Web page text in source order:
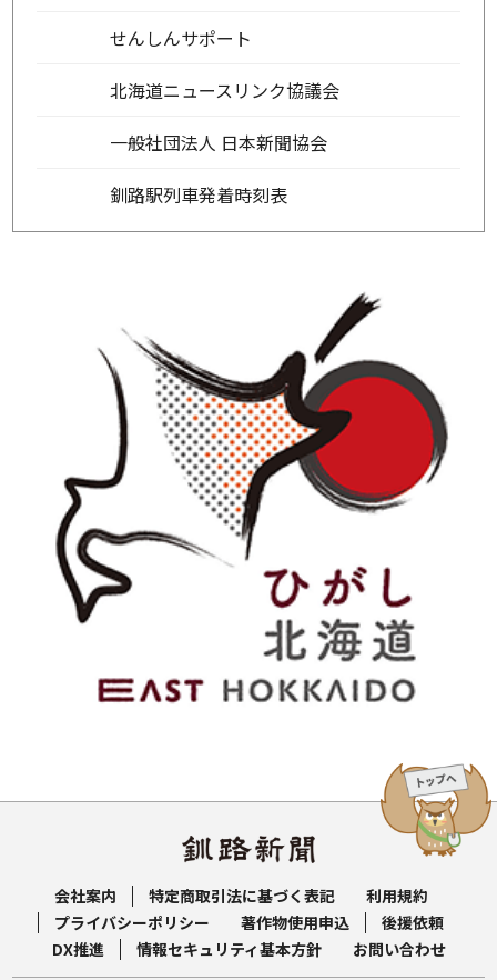
せんしんサポート
北海道ニュースリンク協議会
一般社団法人 日本新聞協会
釧路駅列車発着時刻表
会社案内 特定商取引法に基づく表記
利用規約
プライバシーポリシー
著作物使用申込
後援依頼
DX推進
情報セキュリティ基本方針 お問い合わせ